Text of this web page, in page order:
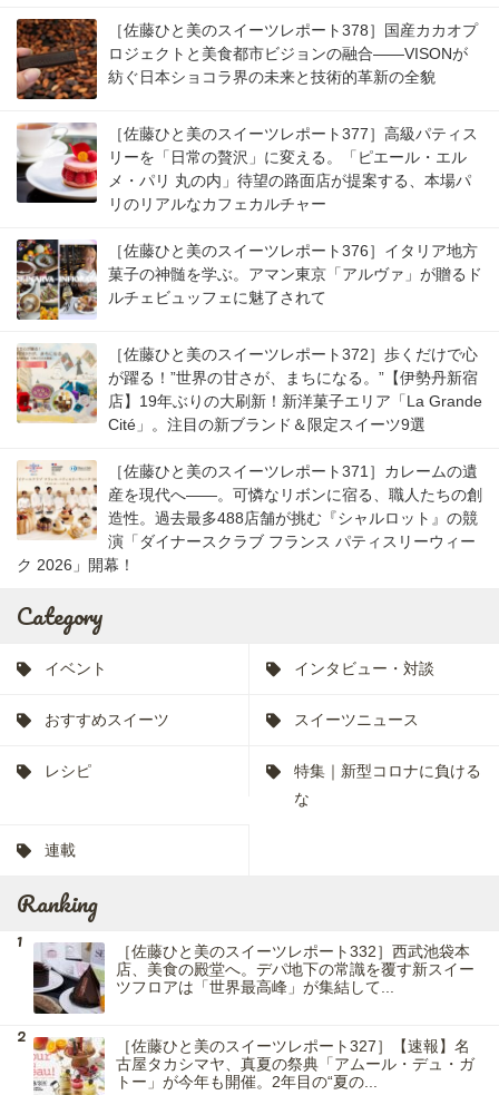
［佐藤ひと美のスイーツレポート378］国産カカオプ
ロジェクトと美食都市ビジョンの融合――VISONが
紡ぐ日本ショコラ界の未来と技術的革新の全貌
［佐藤ひと美のスイーツレポート377］高級パティス
リーを「日常の贅沢」に変える。「ピエール・エル
メ・パリ 丸の内」待望の路面店が提案する、本場パ
リのリアルなカフェカルチャー
［佐藤ひと美のスイーツレポート376］イタリア地方
菓子の神髄を学ぶ。アマン東京「アルヴァ」が贈るド
ルチェビュッフェに魅了されて
［佐藤ひと美のスイーツレポート372］歩くだけで心
が躍る！”世界の甘さが、まちになる。”【伊勢丹新宿
店】19年ぶりの大刷新！新洋菓子エリア「La Grande
Cité」。注目の新ブランド＆限定スイーツ9選
［佐藤ひと美のスイーツレポート371］カレームの遺
産を現代へ――。可憐なリボンに宿る、職人たちの創
造性。過去最多488店舗が挑む『シャルロット』の競
演「ダイナースクラブ フランス パティスリーウィー
ク 2026」開幕！
Category
イベント インタビュー・対談
おすすめスイーツ スイーツニュース
レシピ
特集｜新型コロナに負ける
な
連載
Ranking
［佐藤ひと美のスイーツレポート332］西武池袋本
店、美食の殿堂へ。デパ地下の常識を覆す新スイー
ツフロアは「世界最高峰」が集結して...
［佐藤ひと美のスイーツレポート327］【速報】名
古屋タカシマヤ、真夏の祭典「アムール・デュ・ガ
トー」が今年も開催。2年目の“夏の...